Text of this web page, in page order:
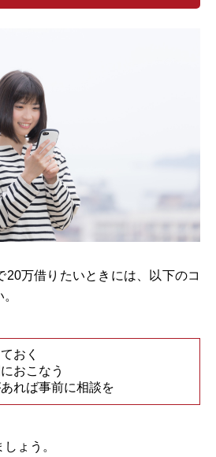
20万借りたいときには、以下のコ
おく
おこなう
れば事前に相談を
ょう。